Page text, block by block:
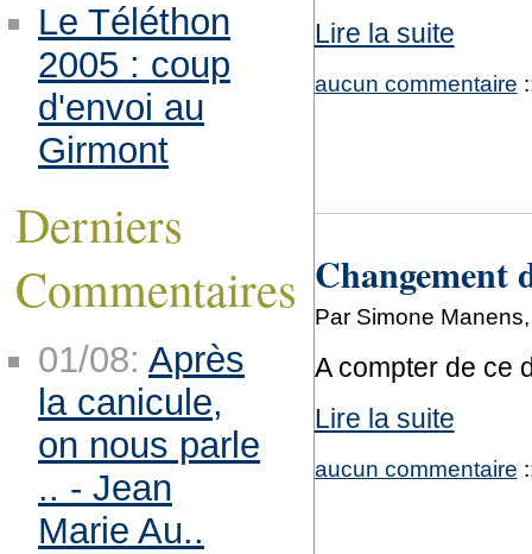
Lire la suite
aucun commentaire
Changement
Par Simone
A compter de ce
Lire la suite
aucun commentaire
Le Téléthon
2005 : coup
d'envoi au
Girmont
Derniers
Commentaires
01/08: Après
la canicule,
on nous parle
.. - Jean
Marie Au..